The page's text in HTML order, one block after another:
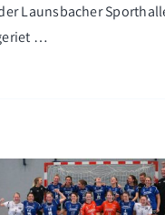
Launsbacher
…